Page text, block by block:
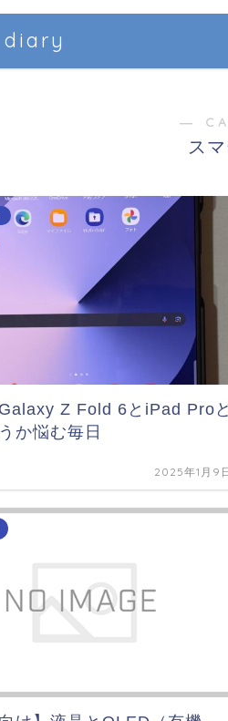
―
ス
Galaxy Z Fold 6とiPad Pro
か悩む毎日
2025年1月9